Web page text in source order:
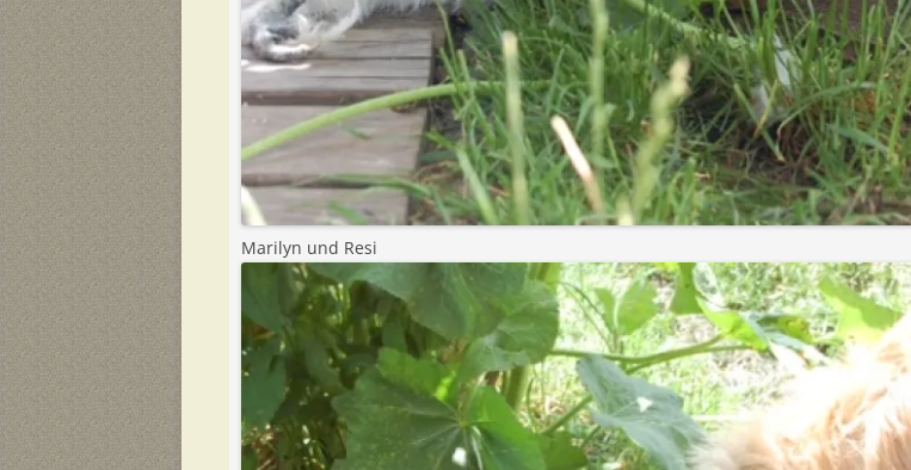
Marilyn und Resi